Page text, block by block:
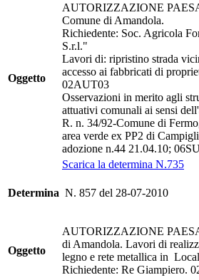
Oggetto
AUTORIZZAZIONE
Comune di Amandola.
Richiedente: Soc. Agricola
S.r.l."
Lavori di: ripristino strada
accesso ai fabbricati di
02AUT03
Osservazioni in merito agli
attuativi comunali ai sensi
R. n. 34/92-Comune di
area verde ex PP2 di
adozione n.44 21.04.10;
Scarica la determina N.735
Determina N. 857 del 28-07-2010
Oggetto
AUTORIZZAZIONE
di Amandola. Lavori di
legno e rete metallica in
Richiedente: Re Giampiero.